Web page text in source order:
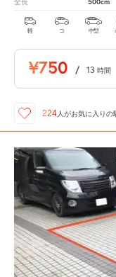
全長 500cm
軽 コ 中型
¥750 / 13 時間
224 人がお気に入りの